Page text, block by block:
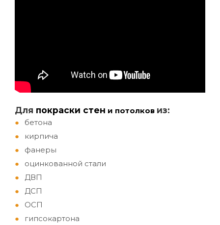
Для покраски стен и потолков из:
бетона
кирпича
фанеры
оцинкованной стали
ДВП
ДСП
ОСП
гипсокартона